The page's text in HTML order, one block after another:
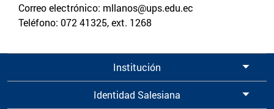
Correo electrónico: mllanos@ups.edu.ec
Teléfono: 072 41325, ext. 1268
Institución
Identidad Salesiana